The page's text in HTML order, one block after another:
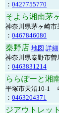
： 0427755770
そよら湘南茅
神奈川県茅ヶ崎
： 0467846080
秦野店 地図 詳細
神奈川県秦野市曽
： 0463831214
ららぽーと湘
平塚市天沼10-1
： 0463204371
ジアウトレッ